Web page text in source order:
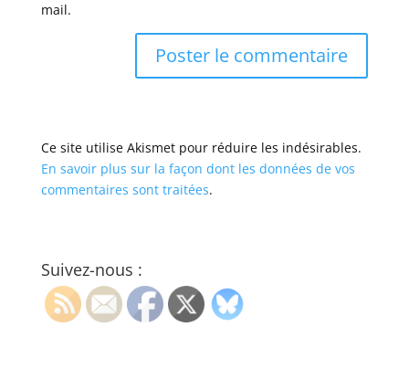
mail.
Ce site utilise Akismet pour réduire les indésirables.
En savoir plus sur la façon dont les données de vos
commentaires sont traitées.
Suivez-nous :